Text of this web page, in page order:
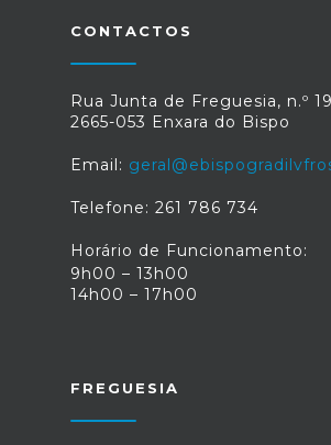
CONTACTOS
Rua Junta de Freguesia, n.º 19
2665-053 Enxara do Bispo
Email:
Telefone: 261 786 734
Horário de Funcionamento:
9h00 – 13h00
14h00 – 17h00
FREGUESIA